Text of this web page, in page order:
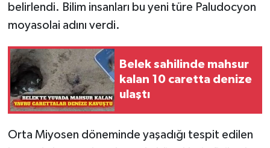
belirlendi. Bilim insanları bu yeni türe Paludocyon
moyasolai adını verdi.
Belek sahilinde mahsur
kalan 10 caretta denize
ulaştı
Orta Miyosen döneminde yaşadığı tespit edilen